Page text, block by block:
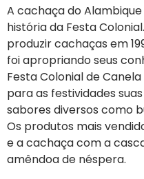
A cachaça do
história da Festa
produzir cachaças em
foi apropriando seus
Festa Colonial de
para as festividades
sabores diversos como
Os produtos mais
e a cachaça com a
amêndoa de néspera.